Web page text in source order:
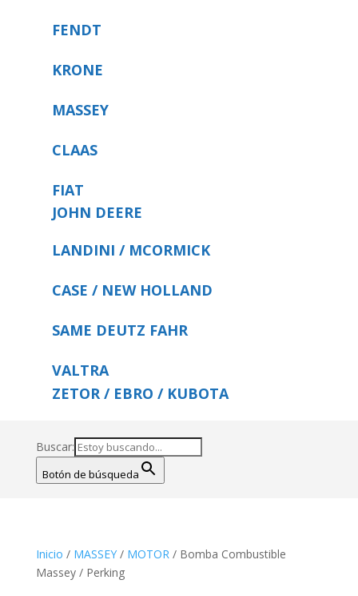
FENDT
KRONE
MASSEY
CLAAS
FIAT
JOHN DEERE
LANDINI / MCORMICK
CASE / NEW HOLLAND
SAME DEUTZ FAHR
VALTRA
ZETOR / EBRO / KUBOTA
Buscar:
Botón de búsqueda
Inicio / MASSEY/ MOTOR/ Bomba Combustible
Massey / Perking